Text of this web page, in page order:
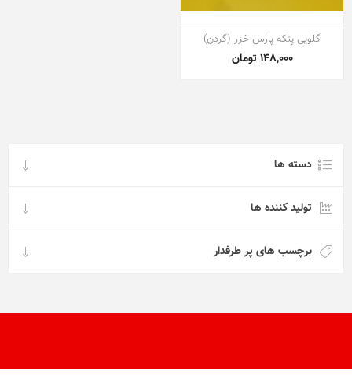
گلویی پنکه پارس خزر (گردن)
148,000 تومان
دسته ها
تولید کننده ها
برچسب های پر طرفدار